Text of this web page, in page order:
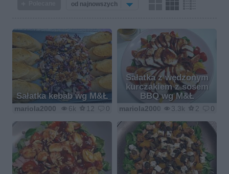
od najnowszych
Sałatka kebab wg M&Ł
6k 12 0
mariola2000
Sałatka z wędzonym
kurczakiem z sosem
BBQ wg M&Ł
3.3k 2 0
mariola2000